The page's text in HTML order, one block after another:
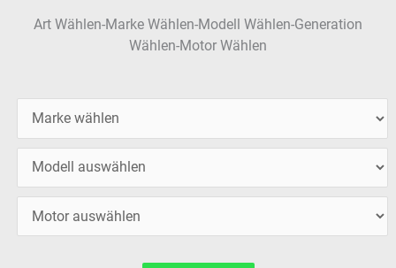
Art Wählen-Marke Wählen-Modell Wählen-Generation
Wählen-Motor Wählen